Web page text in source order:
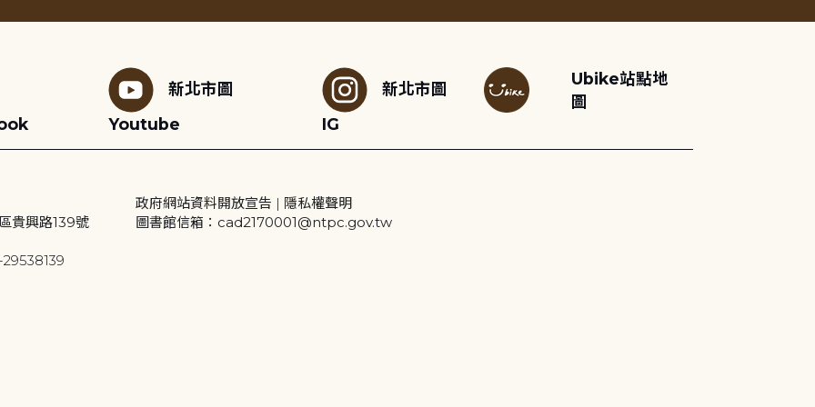
新北市圖
Youtube
新北市圖
IG
Ubike站點地
圖
貴興路139號
政府網站資料開放宣告 | 隱私權聲明
圖書館信箱：cad2170001@ntpc.gov.tw